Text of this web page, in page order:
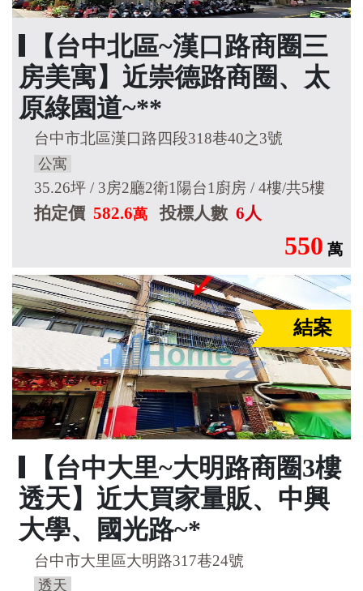
【台中北區~漢口路商圈三
房美寓】近崇德路商圈、太
原綠園道~**
台中市北區漢口路四段318巷40之3號
公寓
35.26坪 / 3房2廳2衛1陽台1廚房 / 4樓/共5樓
拍定價 582.6萬 投標人數 6人
550 萬
結案
【台中大里~大明路商圈3樓
透天】近大買家量販、中興
大學、國光路~*
台中市大里區大明路317巷24號
透天